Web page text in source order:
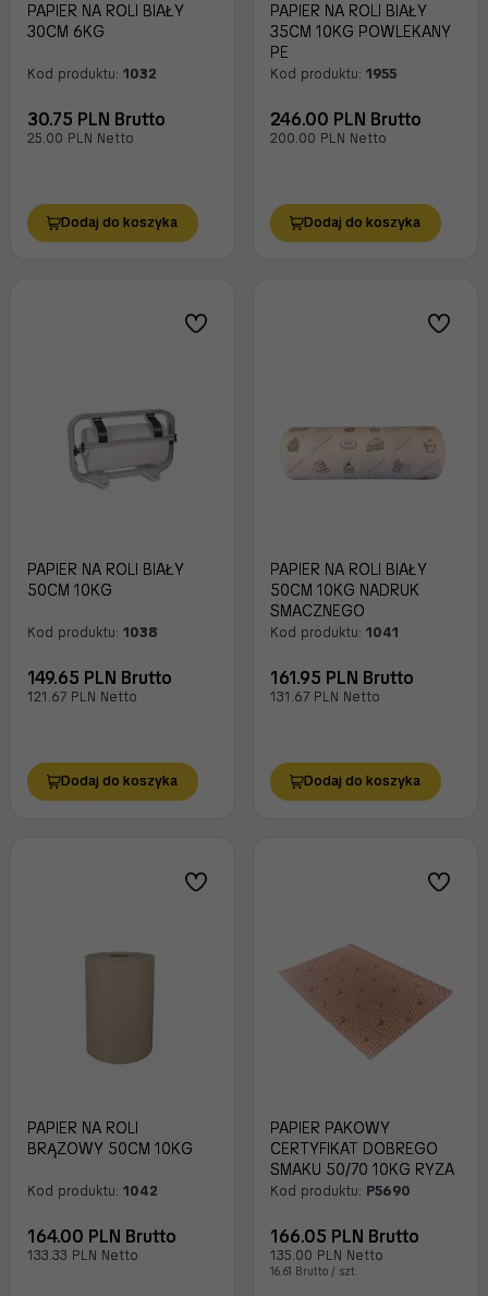
PAPIER NA ROLI BIAŁY
30CM 6KG
Kod produktu: 1032
30.75 PLN Brutto
25.00 PLN Netto
Dodaj do koszyka
PAPIER NA ROLI BIAŁY
35CM 10KG POWLEKANY
PE
Kod produktu: 1955
246.00 PLN Brutto
200.00 PLN Netto
Dodaj do koszyka
PAPIER NA ROLI BIAŁY
50CM 10KG
Kod produktu: 1038
149.65 PLN Brutto
121.67 PLN Netto
Dodaj do koszyka
PAPIER NA ROLI BIAŁY
50CM 10KG NADRUK
SMACZNEGO
Kod produktu: 1041
161.95 PLN Brutto
131.67 PLN Netto
Dodaj do koszyka
PAPIER NA ROLI
BRĄZOWY 50CM 10KG
Kod produktu: 1042
164.00 PLN Brutto
133.33 PLN Netto
PAPIER PAKOWY
CERTYFIKAT DOBREGO
SMAKU 50/70 10KG RYZA
Kod produktu: P5690
166.05 PLN Brutto
135.00 PLN Netto
16.61 Brutto / szt.